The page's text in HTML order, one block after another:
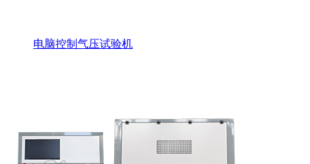
电脑控制气压试验机